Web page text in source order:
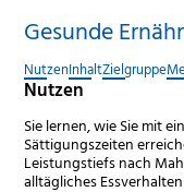
Gesunde
NutzenInhaltZielgruppe
Nutzen
Sie lernen, wie Sie mit
Sättigungszeiten
Leistungstiefs nach
alltägliches